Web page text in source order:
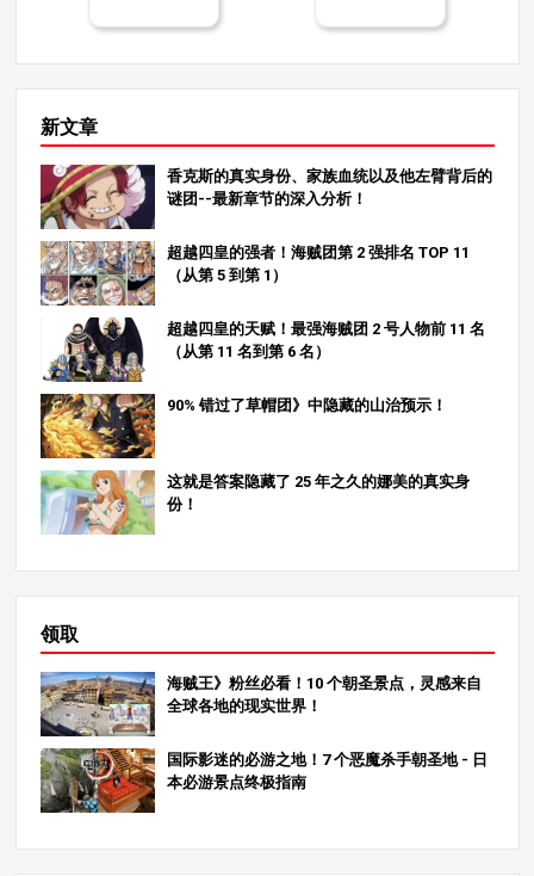
角色都有自己独特的优势和能力。您觉得如何？很明显，
这些角色都拥有非凡的力量，他们未来的战斗将继续吸引
我们。 在 MangaZamurai，我们定期发布关于日本漫画的
有深度的文章，请务必查看我们的其他内容，深入了解
《海贼王》的迷人世界！
的力量吸收攻击，使他拥有超高的防御力。 卡塔库栗的未
是野兽海贼团的二把手，是凯多的得力助手。他的力量来
自于他的琐安型恶魔果实–龙龙之米，型号为 “翼龙”：这
颗果实赋予了他飞行的能力。此外，由于他的月星人血
统，他还拥有一种独特的火系能力，当他的火焰处于激活
状态时，几乎可以抵御任何攻击。 力量评估： 攻击力：国
王的空中和地面攻击都非常强大，使他在战斗中无所不
能。 防御力在火焰形态下，国王可以抵消大部分攻击，大
大增强了他的持久力。 在与佐罗的战斗中，King 的战略灵
防御能力仍然是他整体实力的重要组成部分。 7.第 6 名马
可（白胡子海贼团） 马可是白胡子海贼团的二号人物，由
于他能够利用 Tori Tori no Mi（模型）的力量再生，因此
被称为 “凤凰”：凤凰。他的再生能力让他变得异常强悍，
使他能够进行长时间的艰苦战斗，而不会轻易被击倒。 力
量评估： 攻击力：马可利用他的火焰进行攻击，而他的再
生能力使他能够承受长时间的战斗。 防御力：凭借凤凰般
的再生能力，马可拥有非凡的耐久力，即使在艰难的情况
下也能继续战斗。 马可惊人的再生能力使他成为一个可怕
个人都拥有独特的能力和强大的力量。从杀手和贝波到卡
在的问题是：他们接下来将面临怎样的战斗，又将如何继
续成长？ 在 MangaZamurai，我们致力于与世界分享对日
本漫画的深入分析。请务必查看我们的其他文章，深入了
解《海贼王》的广阔世界！
新文章
香克斯的真实身份、家族血统以及他左臂背后的
谜团--最新章节的深入分析！
超越四皇的强者！海贼团第 2 强排名 TOP 11
（从第 5 到第 1）
超越四皇的天赋！最强海贼团 2 号人物前 11 名
（从第 11 名到第 6 名）
90% 错过了草帽团》中隐藏的山治预示！
这就是答案隐藏了 25 年之久的娜美的真实身
份！
领取
海贼王》粉丝必看！10 个朝圣景点，灵感来自
全球各地的现实世界！
国际影迷的必游之地！7 个恶魔杀手朝圣地 - 日
本必游景点终极指南